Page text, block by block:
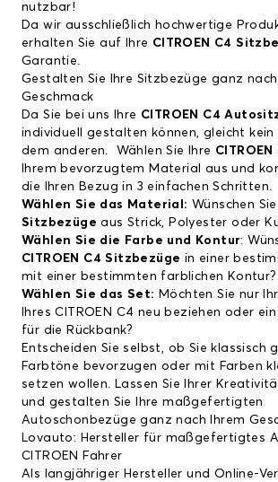
nutzbar!
Da wir ausschließlich hochwertige
erhalten Sie auf Ihre CITROEN C4
Garantie.
Gestalten Sie Ihre Sitzbezüge ganz
Geschmack
Da Sie bei uns Ihre CITROEN C4
individuell gestalten können, gleicht kein
dem anderen. Wählen Sie Ihre
Ihrem bevorzugtem Material aus und
die Ihren Bezug in 3 einfachen Schritten.
Wählen Sie das Material: Wünschen Sie
Sitzbezüge aus Strick, Polyester oder
Wählen Sie die Farbe und Kontur:
CITROEN C4 Sitzbezüge in einer
mit einer bestimmten farblichen Kontur?
Wählen Sie das Set: Möchten Sie nur
Ihres CITROEN C4 neu beziehen oder
für die Rückbank?
Entscheiden Sie selbst, ob Sie klassisch
Farbtöne bevorzugen oder mit Farben
setzen wollen. Lassen Sie Ihrer
und gestalten Sie Ihre maßgefertigten
Autoschonbezüge ganz nach Ihrem
Lovauto: Hersteller für maßgefertigtes
CITROEN Fahrer
Als langjähriger Hersteller und Online-